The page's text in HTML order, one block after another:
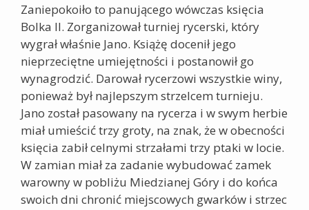
Zaniepokoiło to panującego wówczas księcia
Bolka II. Zorganizował turniej rycerski, który
wygrał właśnie Jano. Książę docenił jego
nieprzeciętne umiejętności i postanowił go
wynagrodzić. Darował rycerzowi wszystkie winy,
ponieważ był najlepszym strzelcem turnieju.
Jano został pasowany na rycerza i w swym herbie
miał umieścić trzy groty, na znak, że w obecności
księcia zabił celnymi strzałami trzy ptaki w locie.
W zamian miał za zadanie wybudować zamek
warowny w pobliżu Miedzianej Góry i do końca
swoich dni chronić miejscowych gwarków i strzec